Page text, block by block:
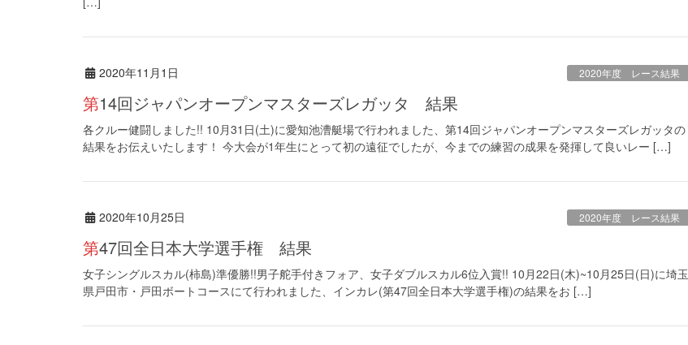
2020年11月1日 2020年度 レース結果
第14回ジャパンオープンマスターズレガッタ 結果
各クルー健闘しました!! 10月31日(土)に愛知池漕艇場で行われました、第14回ジャパンオープンマスターズレガッタの
結果をお伝えいたします！ 今大会が1年生にとって初の遠征でしたが、今までの練習の成果を発揮して良いレー […]
2020年10月25日 2020年度 レース結果
第47回全日本大学選手権 結果
女子シングルスカル(柿島)準優勝!!男子舵手付きフォア、女子ダブルスカル6位入賞!! 10月22日(木)~10月25日(日)に埼玉
県戸田市・戸田ボートコースにて行われました、インカレ(第47回全日本大学選手権)の結果をお […]